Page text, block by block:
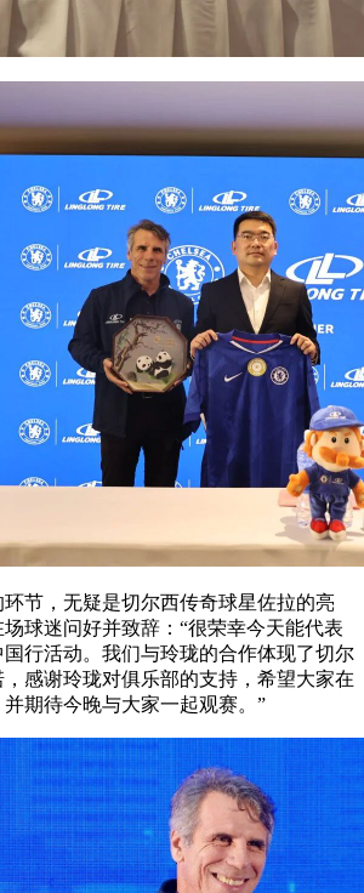
，无疑是切尔西传奇球星佐拉的亮
球迷问好并致辞：“很荣幸今天能代表
行活动。我们与玲珑的合作体现了切尔
感谢玲珑对俱乐部的支持，希望大家在
期待今晚与大家一起观赛。”